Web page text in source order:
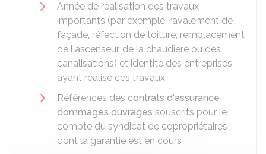
Année de réalisation des travaux
importants (par exemple, ravalement de
façade, réfection de toiture, remplacement
de l'ascenseur, de la chaudière ou des
canalisations) et identité des entreprises
ayant réalisé ces travaux
Références des contrats d'assurance
dommages ouvrages souscrits pour le
compte du syndicat de copropriétaires
dont la garantie est en cours